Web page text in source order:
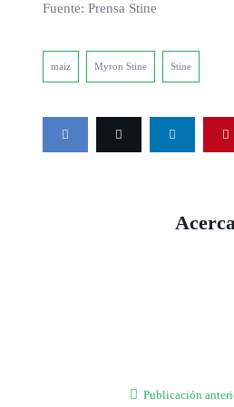
Fuente: Prensa Stine
maiz Myron Stine Stine
Publicación